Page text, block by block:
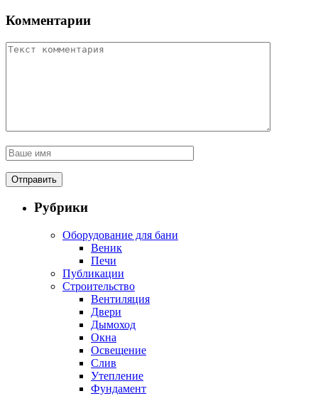
Комментарии
Рубрики
Оборудование для бани
Веник
Печи
Публикации
Строительство
Вентиляция
Двери
Дымоход
Окна
Освещение
Слив
Утепление
Фундамент